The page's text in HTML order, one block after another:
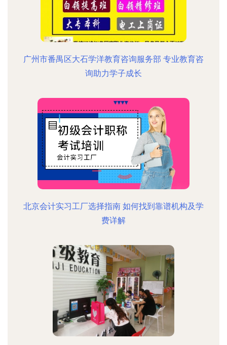
广州市番禺区大石学洋教育咨询服务部 专业教育咨
询助力学子成长
北京会计实习工厂选择指南 如何找到靠谱机构及学
费详解